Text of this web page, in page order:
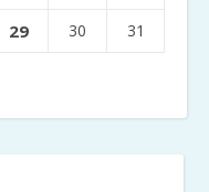
29 30 31